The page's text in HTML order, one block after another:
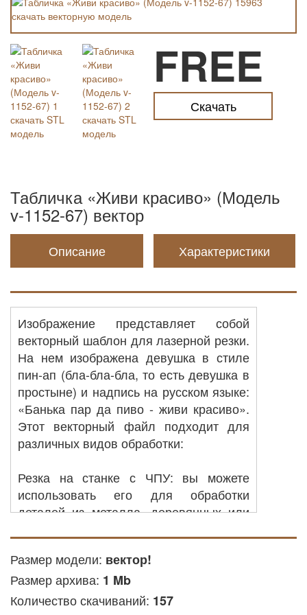
FREE
Скачать
Табличка «Живи красиво» (Модель
v-1152-67) вектор
Описание Характеристики
Изображение представляет собой
векторный шаблон для лазерной резки.
На нем изображена девушка в стиле
пин-ап (бла-бла-бла, то есть девушка в
простыне) и надпись на русском языке:
«Банька пар да пиво - живи красиво».
Этот векторный файл подходит для
различных видов обработки:
Резка на станке с ЧПУ: вы можете
использовать его для обработки
деталей из металла, деревянных или
Резка лазером: файл подходит для
лазерной резки фанеры и других
материалов.
Размер модели: вектор!
Размер архива: 1 Mb
Количество скачиваний: 157